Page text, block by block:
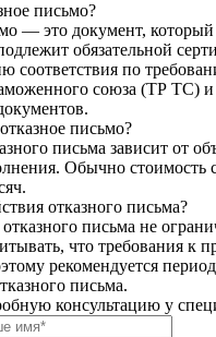
письмо?
— это документ, который
обязательной
соответствия по
союза (ТР ТС) и
письмо?
письма зависит от
Обычно стоимость
отказного письма?
письма не
что требования к
рекомендуется
письма.
консультацию у